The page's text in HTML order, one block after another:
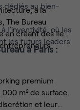
dédiés au bien-
l’inventivité, où les
les futurs leaders
à la
The Bureau
en créant des lieux
à Paris :
premium
m² de surface.
et leur